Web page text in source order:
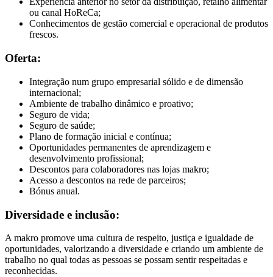
ou canal HoReCa;
Conhecimentos de gestão comercial e operacional de produtos
frescos.
Oferta:
Integração num grupo empresarial sólido e de dimensão
internacional;
Ambiente de trabalho dinâmico e proativo;
Seguro de vida;
Seguro de saúde;
Plano de formação inicial e contínua;
Oportunidades permanentes de aprendizagem e
desenvolvimento profissional;
Descontos para colaboradores nas lojas makro;
Acesso a descontos na rede de parceiros;
Bónus anual.
Diversidade e inclusão:
A makro promove uma cultura de respeito, justiça e igualdade de
oportunidades, valorizando a diversidade e criando um ambiente de
trabalho no qual todas as pessoas se possam sentir respeitadas e
reconhecidas.